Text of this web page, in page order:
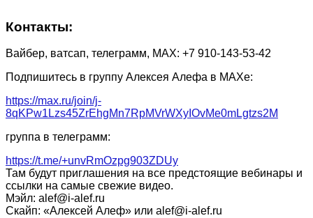
Контакты:
Вайбер, ватсап, телеграмм, МАХ: +7 910-143-53-42
Подпишитесь в группу Алексея Алефа в МАХе:
https://max.ru/join/j-
8qKPw1Lzs45ZrEhgMn7RpMVrWXyIOvMe0mLgtzs2M
группа в телеграмм:
https://t.me/+unvRmOzpg903ZDUy
Там будут приглашения на все предстоящие вебинары и
ссылки на самые свежие видео.
Мэйл: alef@i-alef.ru
Скайп: «Алексей Алеф» или alef@i-alef.ru